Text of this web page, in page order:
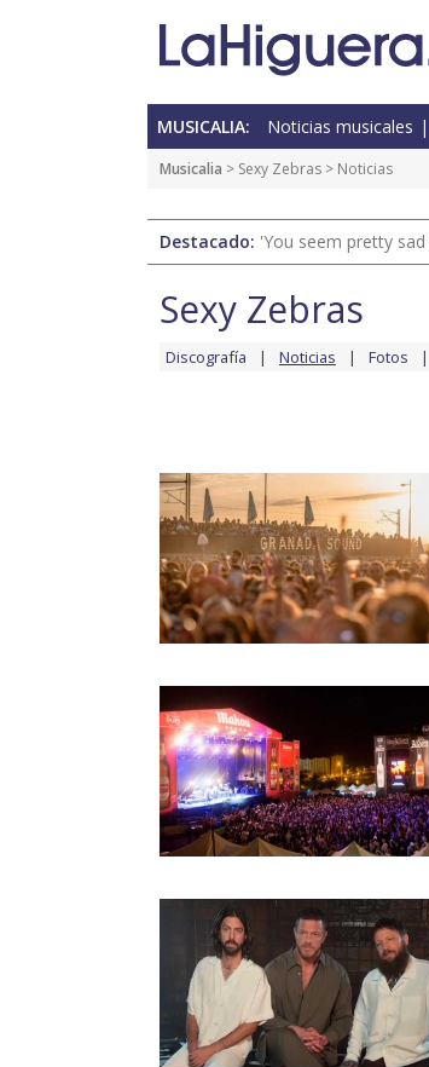
MUSICALIA: Noticias musicales
Musicalia > Sexy Zebras > Noticias
Destacado: 'You seem pretty
Sexy Zebras
Discografía Noticias Fotos